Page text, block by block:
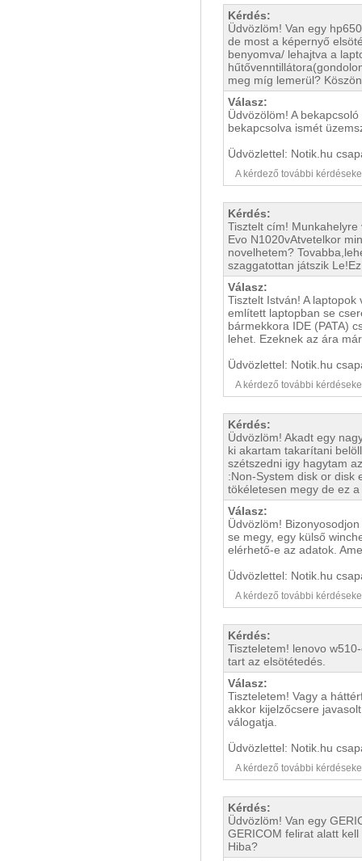
Kérdés:
Üdvözlöm! Van egy
de most a képernyő
benyomva/ lehajtva a
meg míg lemerül?
Válasz:
Üdvözölöm! A
bekapcsolva ismét
Üdvözlettel: Notik.hu
A kérdező további
Kérdés:
Tisztelt cím!
Evo N1020vAtvetelkor
novelhetem?
szaggatottan játszik
Válasz:
Tisztelt István! A
említett laptopban se
bármekkora IDE (PATA)
lehet. Ezeknek az ára
Üdvözlettel: Notik.hu
A kérdező további
Kérdés:
Üdvözlöm! Akadt egy
ki akartam takarítani
szétszedni igy hagytam
:Non-System disk or disk
tökéletesen megy de ez
Válasz:
Üdvözlöm!
se megy, egy külső
elérhető-e az adatok.
Üdvözlettel: Notik.hu
A kérdező további
Kérdés:
Tiszteletem! lenovo
tart az elsötétedés.
Válasz:
Tiszteletem! Vagy a
akkor kijelzőcsere
válogatja.
Üdvözlettel: Notik.hu
A kérdező további
Kérdés:
Üdvözlöm! Van egy
GERICOM felirat alatt
Hiba?